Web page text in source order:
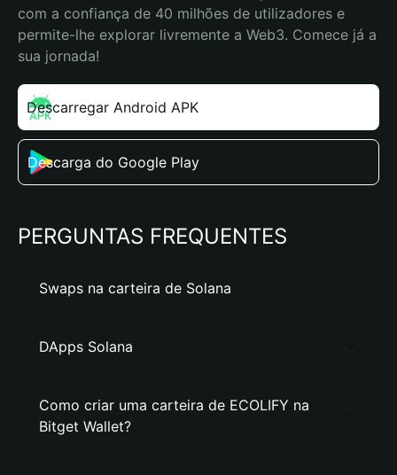
com a confiança de 40 milhões de utilizadores e
permite-lhe explorar livremente a Web3. Comece já a
sua jornada!
Descarregar Android APK
Descarga do Google Play
PERGUNTAS FREQUENTES
Swaps na carteira de Solana
DApps Solana
Como criar uma carteira de ECOLIFY na
Bitget Wallet?